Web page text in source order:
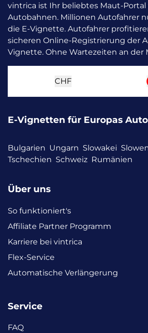
vintrica ist Ihr beliebtes Maut-Portal
Autobahnen. Millionen Autofahrer
die E-Vignette. Autofahrer
sicheren Online-Registrierung der
Vignette. Ohne Wartezeiten an der
CHF
E-Vignetten für Europas
Bulgarien Ungarn Slowakei
Tschechien Schweiz Rumänien
Über uns
So funktioniert's
Affiliate Partner Programm
Karriere bei vintrica
Flex-Service
Automatische Verlängerung
Service
FAQ